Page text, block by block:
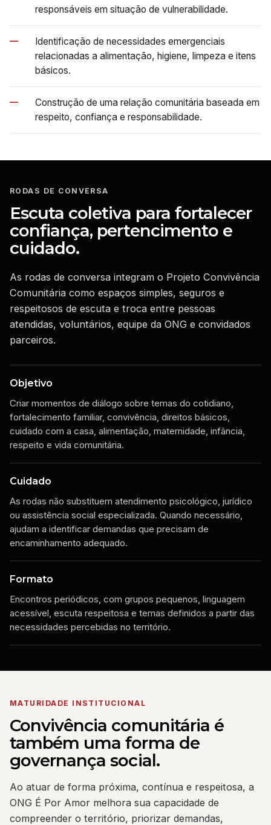
responsáveis em situação de vulnerabilidade.
—
Identificação de necessidades emergenciais
relacionadas a alimentação, higiene, limpeza e itens
básicos.
—
Construção de uma relação comunitária baseada em
respeito, confiança e responsabilidade.
RODAS DE CONVERSA
Escuta coletiva para fortalecer
confiança, pertencimento e
cuidado.
As rodas de conversa integram o Projeto Convivência
Comunitária como espaços simples, seguros e
respeitosos de escuta e troca entre pessoas
atendidas, voluntários, equipe da ONG e convidados
parceiros.
Objetivo
Criar momentos de diálogo sobre temas do cotidiano,
fortalecimento familiar, convivência, direitos básicos,
cuidado com a casa, alimentação, maternidade, infância,
respeito e vida comunitária.
Cuidado
As rodas não substituem atendimento psicológico, jurídico
ou assistência social especializada. Quando necessário,
ajudam a identificar demandas que precisam de
encaminhamento adequado.
Formato
Encontros periódicos, com grupos pequenos, linguagem
acessível, escuta respeitosa e temas definidos a partir das
necessidades percebidas no território.
MATURIDADE INSTITUCIONAL
Convivência comunitária é
também uma forma de
governança social.
Ao atuar de forma próxima, contínua e respeitosa, a
ONG É Por Amor melhora sua capacidade de
compreender o território, priorizar demandas,